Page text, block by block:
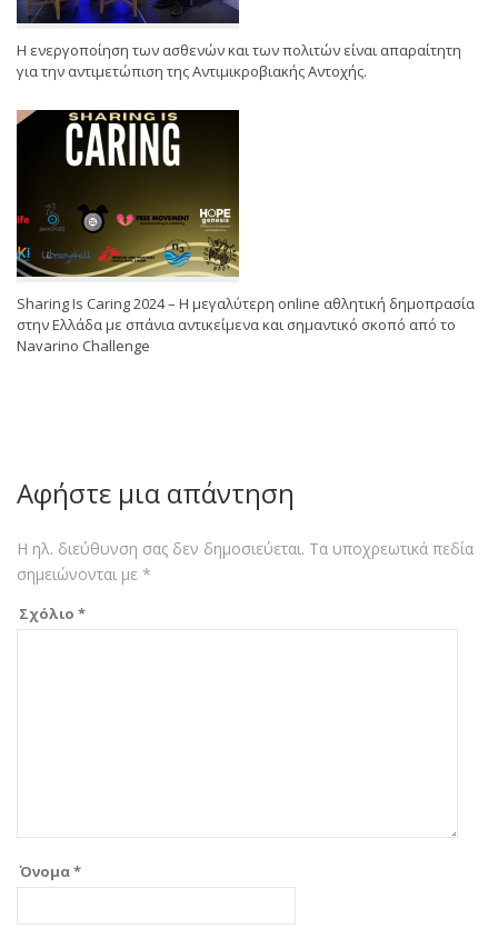
Η ενεργοποίηση των ασθενών και των πολιτών είναι απαραίτητη
για την αντιμετώπιση της Αντιμικροβιακής Αντοχής.
Sharing Is Caring 2024 – Η μεγαλύτερη online αθλητική δημοπρασία
στην Ελλάδα με σπάνια αντικείμενα και σημαντικό σκοπό από το
Navarino Challenge
Αφήστε μια απάντηση
Η ηλ. διεύθυνση σας δεν δημοσιεύεται. Τα υποχρεωτικά πεδία
σημειώνονται με *
Σχόλιο *
Όνομα*